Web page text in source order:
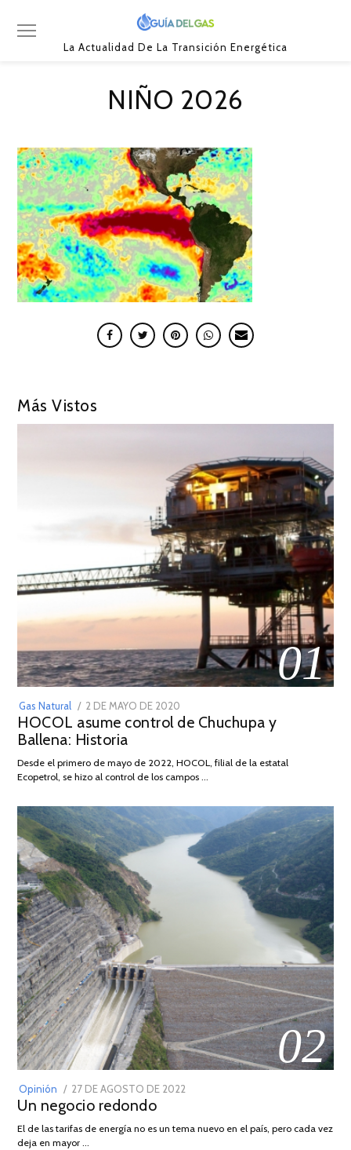
La Actualidad De La Transición Energética
NIÑO 2026
Más Vistos
01
Gas Natural
POSTED
ON
2 DE MAYO DE 2020
DE
2026
HOCOL asume control de Chuchupa y
Ballena: Historia
Desde el primero de mayo de 2022, HOCOL, filial de la estatal
Ecopetrol, se hizo al control de los campos …
02
Opinión
POSTED
ON
27 DE AGOSTO DE 2022
DE
Un negocio redondo
El de las tarifas de energía no es un tema nuevo en el país, pero cada vez
deja en mayor …